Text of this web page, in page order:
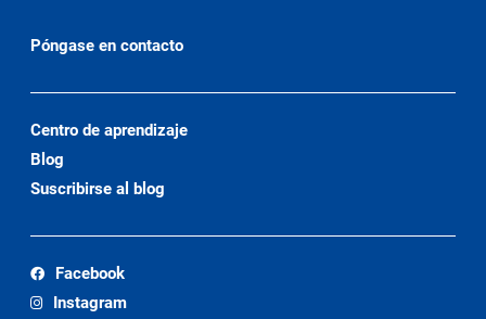
Póngase en contacto
Centro de aprendizaje
Blog
Suscribirse al blog
Facebook
Instagram